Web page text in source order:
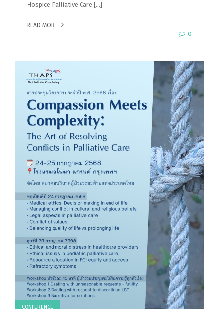
Hospice Palliative Care […]
READ MORE
0
CONFERENCE